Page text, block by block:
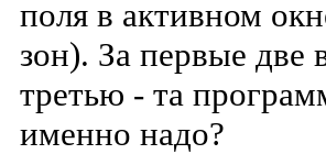
поля в активном
зон). За первые две
третью - та
именно надо?